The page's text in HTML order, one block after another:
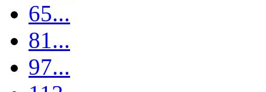
65...
81...
97...